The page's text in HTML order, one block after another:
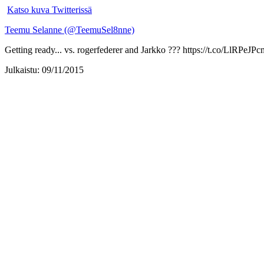
Katso kuva Twitterissä
Teemu Selanne (@TeemuSel8nne)
Getting ready... vs. rogerfederer and Jarkko ??? https://t.co/
Julkaistu: 09/11/2015